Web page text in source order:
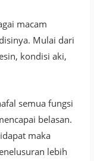
macam
Mulai dari
kondisi aki,
semua fungsi
belasan.
maka
lebih